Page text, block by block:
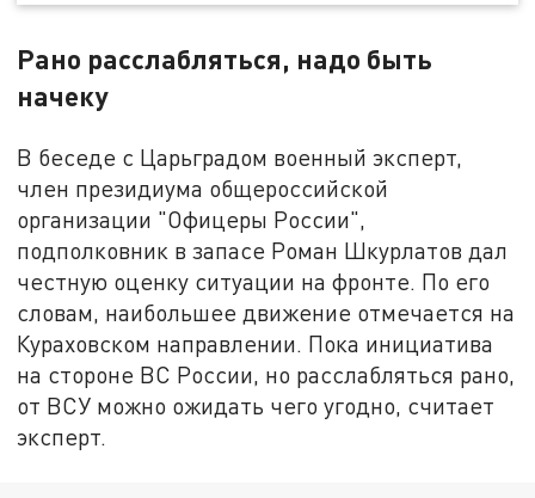
Рано расслабляться, надо быть
начеку
В беседе с Царьградом военный эксперт,
член президиума общероссийской
организации "Офицеры России",
подполковник в запасе Роман Шкурлатов дал
честную оценку ситуации на фронте. По его
словам, наибольшее движение отмечается на
Кураховском направлении. Пока инициатива
на стороне ВС России, но расслабляться рано,
от ВСУ можно ожидать чего угодно, считает
эксперт.